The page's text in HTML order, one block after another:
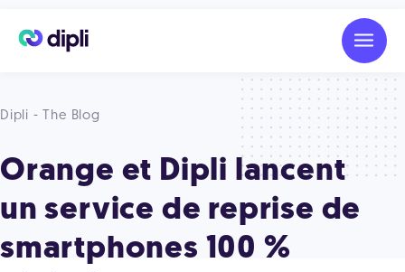
Dipli - The Blog
Orange et Dipli lancent
un service de reprise de
smartphones 100 %